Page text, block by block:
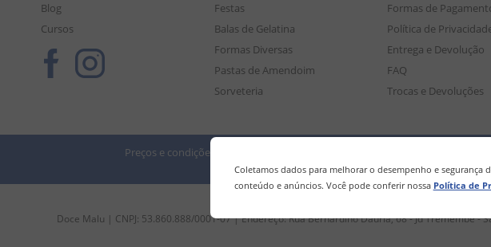
Coletamos dados para melhorar o desempenho e segurança
conteúdo e anúncios. Você pode conferir nossa Política de
Blog
Cursos
Festas
Balas de Gelatina
Formas Diversas
Pastas de Amendoim
Sorveteria
Formas de
Política de
Entrega e Devolução
FAQ
Trocas e Devoluções
Preços e condições de pagamento válidos exclusivamente para compras
Todos os preços e condições
Doce Malu | CNPJ: 53.860.888/0001-07 | Endereço: Rua Bernardino Dáuria, 68 - Jd Tremembé -